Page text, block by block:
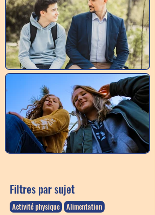
Filtres par sujet
Activité physique
Alimentation